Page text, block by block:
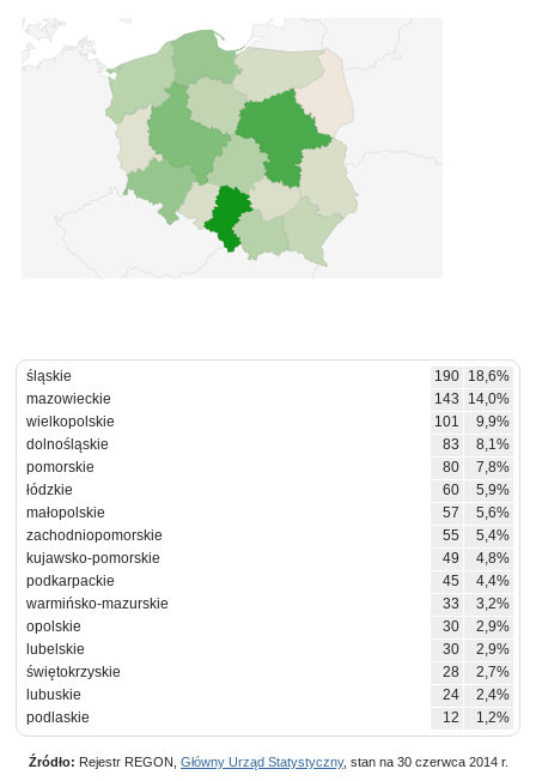
śląskie 190 18,6%
mazowieckie
143
14,0%
wielkopolskie
101
9,9%
dolnośląskie
83
8,1%
pomorskie
80
7,8%
łódzkie
60
5,9%
małopolskie
57
5,6%
zachodniopomorskie
55
5,4%
kujawsko-pomorskie
49
4,8%
podkarpackie
45
4,4%
warmińsko-mazurskie
33
3,2%
opolskie
30
2,9%
lubelskie
30
2,9%
świętokrzyskie
28
2,7%
lubuskie
24
2,4%
podlaskie
12 1,2%
Źródło: Rejestr REGON, Główny Urząd Statystyczny, stan na 30 czerwca 2014 r.